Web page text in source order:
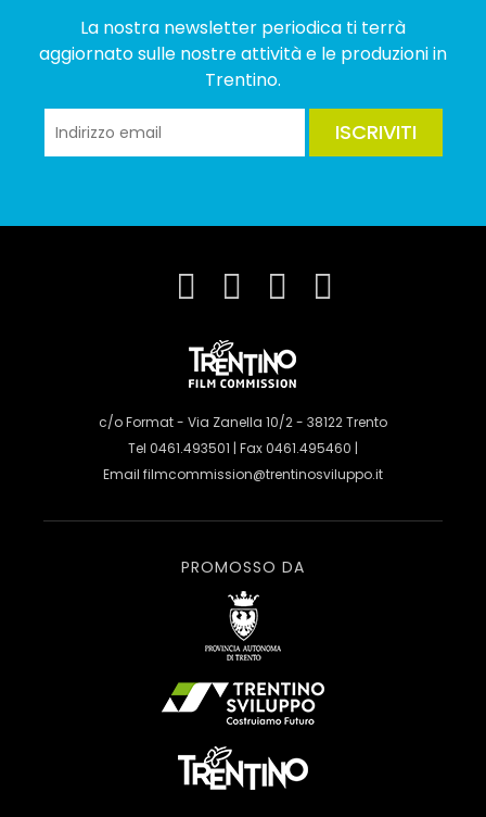
La nostra newsletter periodica ti terrà
aggiornato sulle nostre attività e le produzioni in
Trentino.
ISCRIVITI
c/o Format - Via Zanella 10/2 - 38122 Trento
Tel 0461.493501 | Fax 0461.495460 |
Email filmcommission@trentinosviluppo.it
PROMOSSO DA